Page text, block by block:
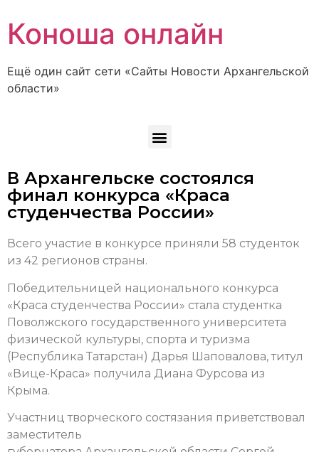
Коноша онлайн
Ещё один сайт сети «Сайты Новости Архангельской
области»
В Архангельске состоялся
финал конкурса «Краса
студенчества России»
Всего участие в конкурсе приняли 58 студенток
из 42 регионов страны.
Победительницей национального конкурса
«Краса студенчества России» стала студентка
Поволжского государственного университета
физической культуры, спорта и туризма
(Республика Татарстан) Дарья Шаповалова, титул
«Вице-Краса» получила Диана Фурсова из
Крыма.
Участниц творческого состязания приветствовал
заместитель